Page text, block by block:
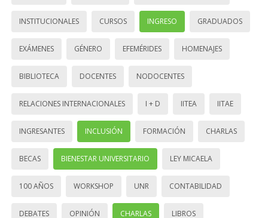
INSTITUCIONALES CURSOS INGRESO GRADUADOS
EXÁMENES GÉNERO EFEMÉRIDES HOMENAJES
BIBLIOTECA DOCENTES NODOCENTES
RELACIONES INTERNACIONALES I + D IITEA IITAE
INGRESANTES INCLUSIÓN FORMACIÓN CHARLAS
BECAS BIENESTAR UNIVERSITARIO LEY MICAELA
100 AÑOS WORKSHOP UNR CONTABILIDAD
DEBATES OPINIÓN CHARLAS LIBROS